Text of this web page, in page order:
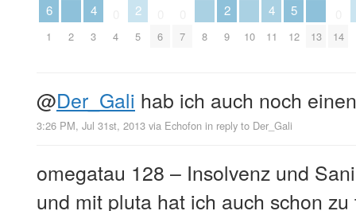
6
1 2
4
3 4
2
5 6 7 8
2
9 10
4
11
5
12 13 14
@Der_Gali hab ich auch noch
3:26 PM, Jul 31st, 2013 via Echofon in reply to Der_Gali
omegatau 128 – Insolvenz und
und mit pluta hat ich auch schon zu